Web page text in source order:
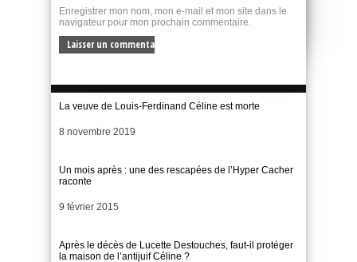
Enregistrer mon nom, mon e-mail et mon site dans le
navigateur pour mon prochain commentaire.
La veuve de Louis-Ferdinand Céline est morte
Date
8 novembre 2019
Un mois après : une des rescapées de l’Hyper Cacher
raconte
Date
9 février 2015
Après le décès de Lucette Destouches, faut-il protéger
la maison de l’antijuif Céline ?